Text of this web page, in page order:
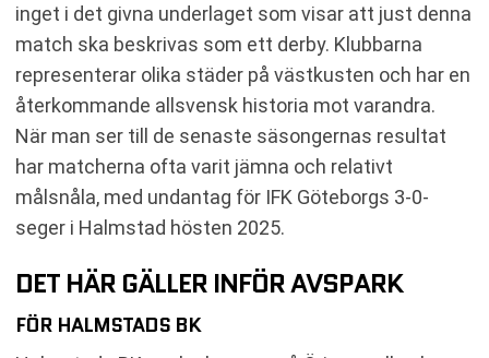
inget i det givna underlaget som visar att just denna
match ska beskrivas som ett derby. Klubbarna
representerar olika städer på västkusten och har en
återkommande allsvensk historia mot varandra.
När man ser till de senaste säsongernas resultat
har matcherna ofta varit jämna och relativt
målsnåla, med undantag för IFK Göteborgs 3-0-
seger i Halmstad hösten 2025.
DET HÄR GÄLLER INFÖR AVSPARK
FÖR HALMSTADS BK